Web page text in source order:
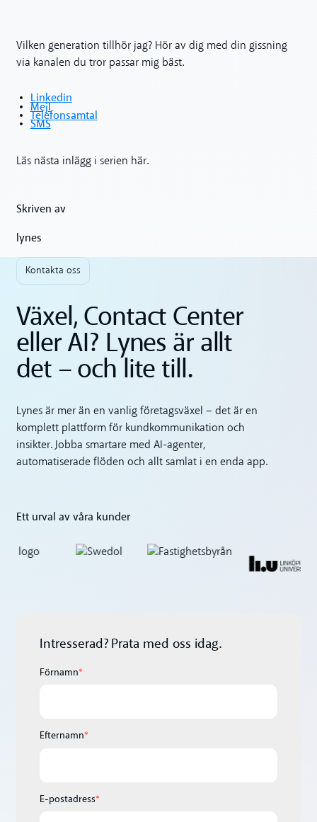
Vilken generation tillhör jag? Hör av dig med din gissning
via kanalen du tror passar mig bäst.
Linkedin
Mejl
Telefonsamtal
SMS
Läs nästa inlägg i serien här.
Skriven av
lynes
Kontakta oss
Växel, Contact Center
eller AI? Lynes är allt
det – och lite till.
Lynes är mer än en vanlig företagsväxel – det är en
komplett plattform för kundkommunikation och
insikter. Jobba smartare med AI-agenter,
automatiserade flöden och allt samlat i en enda app.
Ett urval av våra kunder
Intresserad? Prata med oss idag.
Förnamn*
Efternamn*
E-postadress*